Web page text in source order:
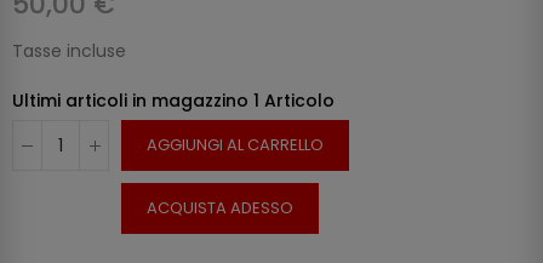
Tasse incluse
Ultimi articoli in magazzino 1 Articolo
AGGIUNGI AL CARRELLO
ACQUISTA ADESSO